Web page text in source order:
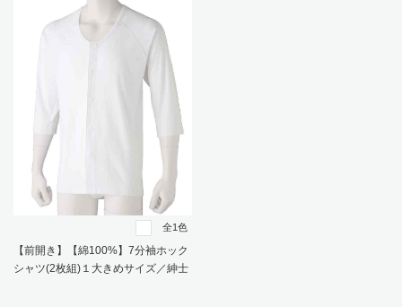
全1色
【前開き】【綿100%】7分袖ホック
シャツ(2枚組)１大きめサイズ／紳士